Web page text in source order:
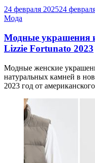
24 февраля 202524
Мода
Модные украшения
Lizzie Fortunato 2023
Модные женские
натуральных камней в
2023 год от